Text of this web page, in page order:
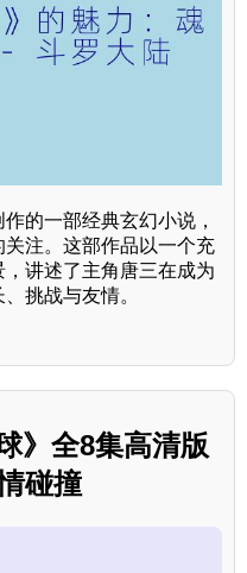
的一部经典玄幻小说，
注。这部作品以一个充
讲述了主角唐三在成为
挑战与友情。
》全8集高清版
碰撞